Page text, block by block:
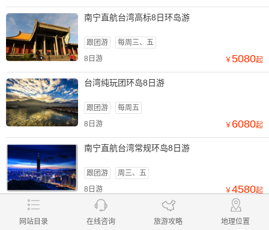
南宁直航台湾高标8日环岛游
跟团游
每周三、五
8日游
￥5080起
台湾纯玩团环岛8日游
跟团游
每周五
8日游
￥ 6080起
南宁直航台湾常规环岛8日游
跟团游
周三、五
8日游
￥4580起
查看更多线路
网站目录 在线咨询 旅游攻略 地理位置
在线咨询